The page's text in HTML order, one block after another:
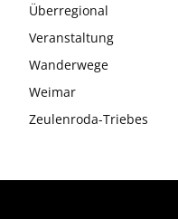
Überregional
Veranstaltung
Wanderwege
Weimar
Zeulenroda-Triebes